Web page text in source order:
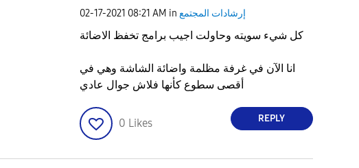
‎02-17-2021 08:21 AM in إرشادات المجتمع
كل شيء سويته وحاولت اجيب برامج تخفظ الاضائة
انا الآن في غرفة مظلمة واضائة الشاشة وهي في
أقصى سطوع كأنها فلاش جوال عادي
0 Likes REPLY